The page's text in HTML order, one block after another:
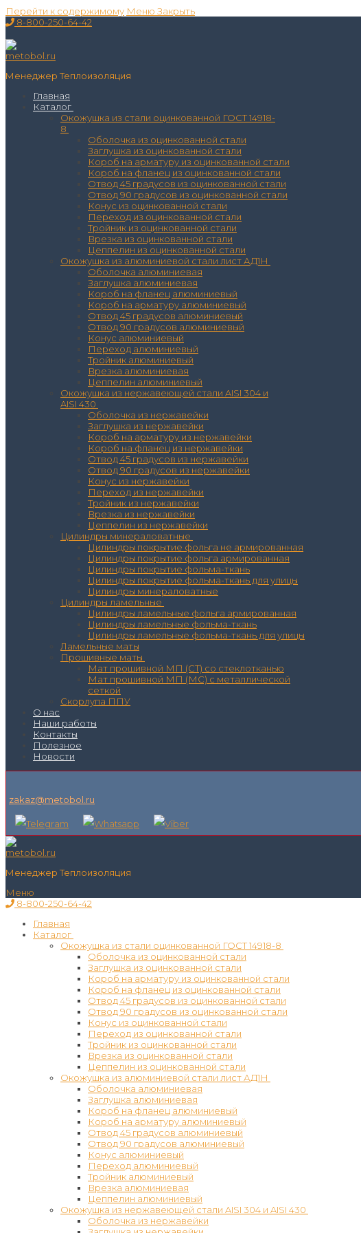
Перейти к содержимому Меню Закрыть
8-800-250-64-42
Менеджер Теплоизоляция
Главная
Каталог
Окожушка из стали оцинкованной ГОСТ 14918-
8
Оболочка из оцинкованной стали
Заглушка из оцинкованной стали
Короб на арматуру из оцинкованной стали
Короб на фланец из оцинкованной стали
Отвод 45 градусов из оцинкованной стали
Отвод 90 градусов из оцинкованной стали
Конус из оцинкованной стали
Переход из оцинкованной стали
Тройник из оцинкованной стали
Врезка из оцинкованной стали
Цеппелин из оцинкованной стали
Окожушка из алюминиевой стали лист АД1Н
Оболочка алюминиевая
Заглушка алюминиевая
Короб на фланец алюминиевый
Короб на арматуру алюминиевый
Отвод 45 градусов алюминиевый
Отвод 90 градусов алюминиевый
Конус алюминиевый
Переход алюминиевый
Тройник алюминиевый
Врезка алюминиевая
Цеппелин алюминиевый
Окожушка из нержавеющей стали AISI 304 и
AISI 430
Оболочка из нержавейки
Заглушка из нержавейки
Короб на арматуру из нержавейки
Короб на фланец из нержавейки
Отвод 45 градусов из нержавейки
Отвод 90 градусов из нержавейки
Конус из нержавейки
Переход из нержавейки
Тройник из нержавейки
Врезка из нержавейки
Цеппелин из нержавейки
Цилиндры минераловатные
Цилиндры покрытие фольга не армированная
Цилиндры покрытие фольга армированная
Цилиндры покрытие фольма-ткань
Цилиндры покрытие фольма-ткань для улицы
Цилиндры минераловатные
Цилиндры ламельные
Цилиндры ламельные фольга армированная
Цилиндры ламельные фольма-ткань
Цилиндры ламельные фольма-ткань для улицы
Ламельные маты
Прошивные маты
Мат прошивной МП (СТ) со стеклотканью
Мат прошивной МП (МС) с металлической
сеткой
Скорлупа ППУ
О нас
Наши работы
Контакты
Полезное
Новости
zakaz@metobol.ru
Менеджер Теплоизоляция
Меню
8-800-250-64-42
Главная
Каталог
Окожушка из стали оцинкованной ГОСТ 14918-8
Оболочка из оцинкованной стали
Заглушка из оцинкованной стали
Короб на арматуру из оцинкованной стали
Короб на фланец из оцинкованной стали
Отвод 45 градусов из оцинкованной стали
Отвод 90 градусов из оцинкованной стали
Конус из оцинкованной стали
Переход из оцинкованной стали
Тройник из оцинкованной стали
Врезка из оцинкованной стали
Цеппелин из оцинкованной стали
Окожушка из алюминиевой стали лист АД1Н
Оболочка алюминиевая
Заглушка алюминиевая
Короб на фланец алюминиевый
Короб на арматуру алюминиевый
Отвод 45 градусов алюминиевый
Отвод 90 градусов алюминиевый
Конус алюминиевый
Переход алюминиевый
Тройник алюминиевый
Врезка алюминиевая
Цеппелин алюминиевый
Окожушка из нержавеющей стали AISI 304 и AISI 430
Оболочка из нержавейки